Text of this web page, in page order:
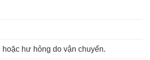
hư hỏng do vận chuyển.